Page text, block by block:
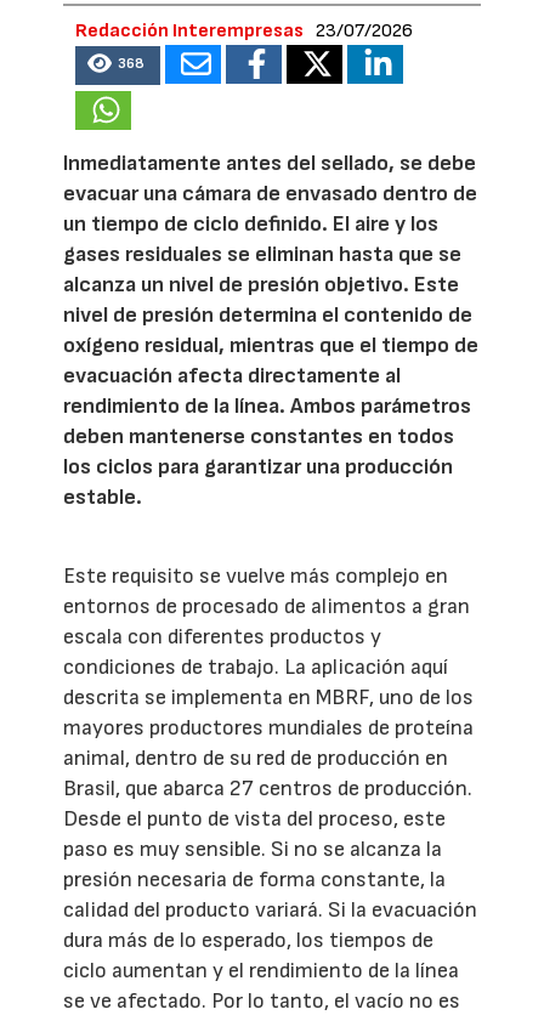
Redacción Interempresas 23/07/2026
368
Inmediatamente antes del sellado, se debe
evacuar una cámara de envasado dentro de
un tiempo de ciclo definido. El aire y los
gases residuales se eliminan hasta que se
alcanza un nivel de presión objetivo. Este
nivel de presión determina el contenido de
oxígeno residual, mientras que el tiempo de
evacuación afecta directamente al
rendimiento de la línea. Ambos parámetros
deben mantenerse constantes en todos
los ciclos para garantizar una producción
estable.
Este requisito se vuelve más complejo en
entornos de procesado de alimentos a gran
escala con diferentes productos y
condiciones de trabajo. La aplicación aquí
descrita se implementa en MBRF, uno de los
mayores productores mundiales de proteína
animal, dentro de su red de producción en
Brasil, que abarca 27 centros de producción.
Desde el punto de vista del proceso, este
paso es muy sensible. Si no se alcanza la
presión necesaria de forma constante, la
calidad del producto variará. Si la evacuación
dura más de lo esperado, los tiempos de
ciclo aumentan y el rendimiento de la línea
se ve afectado. Por lo tanto, el vacío no es